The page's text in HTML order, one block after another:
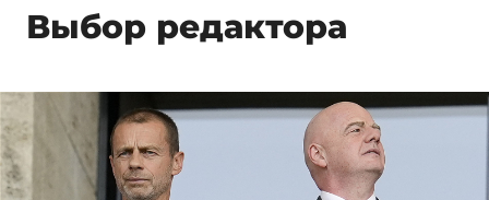
Выбор редактора